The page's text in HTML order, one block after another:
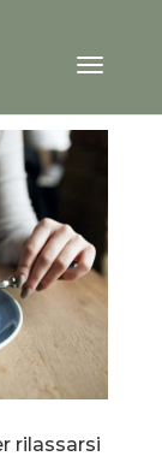
rilassarsi